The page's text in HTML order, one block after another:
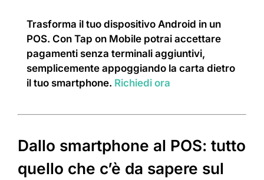
Trasforma il tuo dispositivo Android in un
POS. Con Tap on Mobile potrai accettare
pagamenti senza terminali aggiuntivi,
semplicemente appoggiando la carta dietro
il tuo smartphone. Richiedi ora
Dallo smartphone al POS: tutto
quello che c’è da sapere sul